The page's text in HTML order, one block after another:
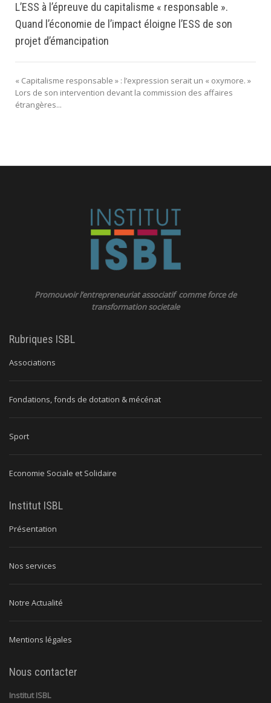
L’ESS à l’épreuve du capitalisme « responsable ».
Quand l’économie de l’impact éloigne l’ESS de son
projet d’émancipation
« Capitalisme responsable » : l’expression serait un « oxymore. »
Lors de son intervention devant la commission des affaires
étrangères...
Promouvoir l’entrepreneuriat associatif comme force de
transformation societale
Rubriques ISBL
Associations
Fondations, fonds de dotation & mécénat
Sport
Economie Sociale et Solidaire
Institut ISBL
Présentation
Nos services
Notre Actualité
Mentions légales
Nous contacter
Institut ISBL